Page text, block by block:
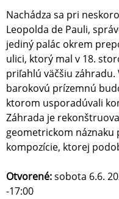
Nachádza sa pri
Leopolda de Pauli,
jediný palác okrem
ulici, ktorý mal v 18.
priľahlú väčšiu záhradu.
barokovú prízemnú
ktorom usporadúvali
Záhrada je
geometrickom
kompozície, ktorej
Otvorené:sobota 6.6.
-17:00